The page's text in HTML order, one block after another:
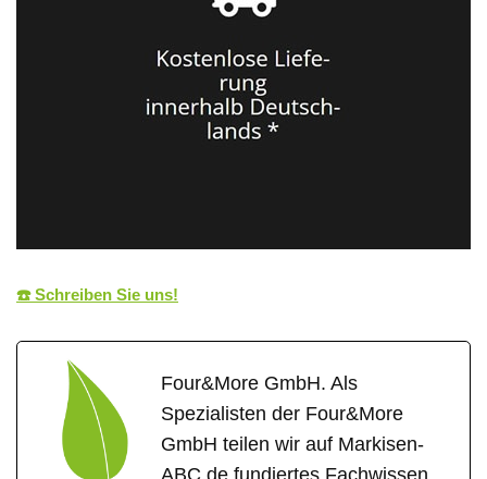
☎️ Schreiben Sie uns!
Four&More GmbH. Als
Spezialisten der Four&More
GmbH teilen wir auf Markisen-
ABC.de fundiertes Fachwissen